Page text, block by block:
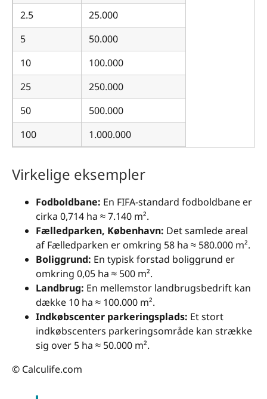
2.5
25.000
5
50.000
10
100.000
25
250.000
50
500.000
100
1.000.000
Virkelige eksempler
Fodboldbane: En FIFA-standard fodboldbane er
cirka 0,714 ha ≈ 7.140 m².
Fælledparken, København: Det samlede areal
af Fælledparken er omkring 58 ha ≈ 580.000 m².
Boliggrund: En typisk forstad boliggrund er
omkring 0,05 ha ≈ 500 m².
Landbrug: En mellemstor landbrugsbedrift kan
dække 10 ha ≈ 100.000 m².
Indkøbscenter parkeringsplads: Et stort
indkøbscenters parkeringsområde kan strække
sig over 5 ha ≈ 50.000 m².
© Calculife.com